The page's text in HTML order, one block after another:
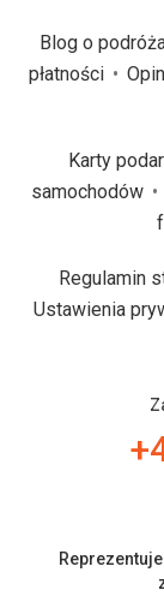
Blog o
płatności
Karty
samochodów
Regulamin
Ustawienia